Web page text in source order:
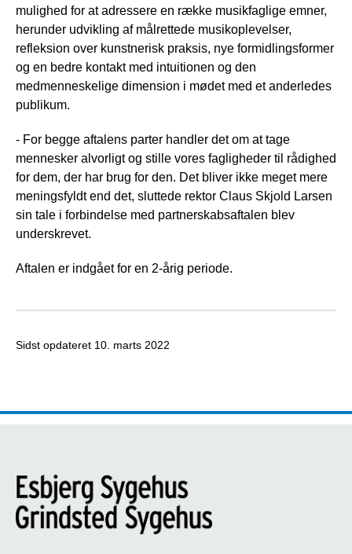
mulighed for at adressere en række musikfaglige emner,
herunder udvikling af målrettede musikoplevelser,
refleksion over kunstnerisk praksis, nye formidlingsformer
og en bedre kontakt med intuitionen og den
medmenneskelige dimension i mødet med et anderledes
publikum.
- For begge aftalens parter handler det om at tage
mennesker alvorligt og stille vores fagligheder til rådighed
for dem, der har brug for den. Det bliver ikke meget mere
meningsfyldt end det, sluttede rektor Claus Skjold Larsen
sin tale i forbindelse med partnerskabsaftalen blev
underskrevet.
Aftalen er indgået for en 2-årig periode.
Sidst opdateret 10. marts 2022